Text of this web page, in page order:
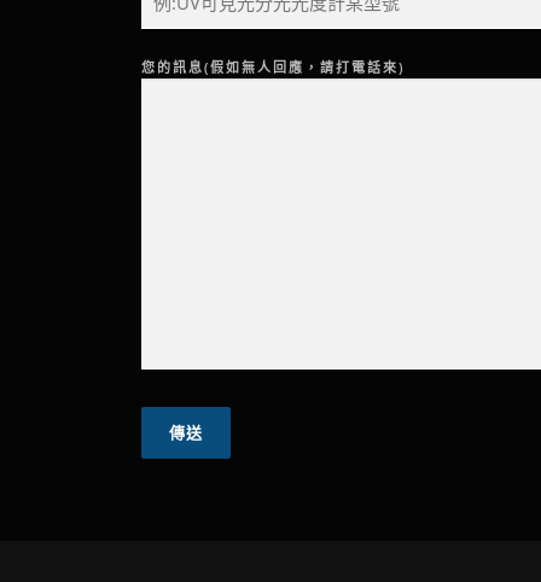
您的訊息(假如無人回應，請打電話來)